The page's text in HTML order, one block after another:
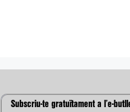
Subscriu-te gratuïtament a l’e-